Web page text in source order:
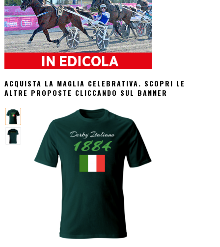
ACQUISTA LA MAGLIA CELEBRATIVA. SCOPRI LE
ALTRE PROPOSTE CLICCANDO SUL BANNER